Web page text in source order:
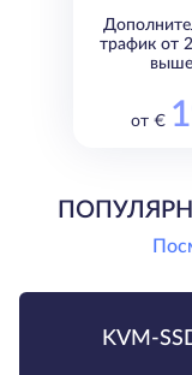
трафик от
выше
от €
KVM-